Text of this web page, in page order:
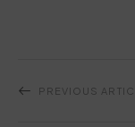
PREVIOUS